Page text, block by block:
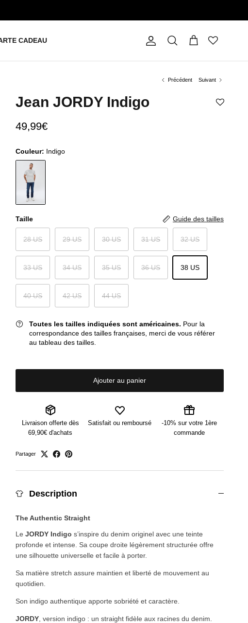
CADEAU CompteRecherchePanier
Précédent Suivant
Jean JORDY Indigo
49,99€
Couleur: Indigo
Taille Guide des tailles
28 US 29 US 30 US 31 US 32 US
33 US 34 US 35 US 36 US 38 US
40 US 42 US 44 US
Toutes les tailles indiquées sont américaines. Pour la
correspondance des tailles françaises, merci de vous référer
au tableau des tailles.
Ajouter au panier
Livraison offerte dès
69,90€ d'achats
Satisfait ou remboursé
-10% sur votre 1ère
commande
Partager
Description
The Authentic Straight
LeJORDY Indigo s’inspire du denim originel avec une teinte
profonde et intense. Sa coupe droite légèrement structurée offre
une silhouette universelle et facile à porter.
Sa matière stretch assure maintien et liberté de mouvement au
quotidien.
Son indigo authentique apporte sobriété et caractère.
JORDY , version indigo : un straight fidèle aux racines du denim.